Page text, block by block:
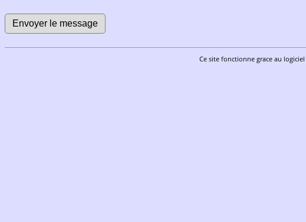
Ce site fonctionne grace au logiciel